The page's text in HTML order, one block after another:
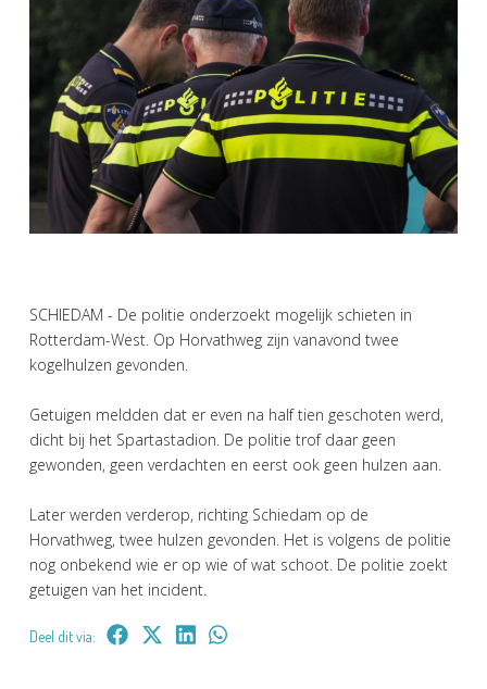
SCHIEDAM - De politie onderzoekt mogelijk schieten in
Rotterdam-West. Op Horvathweg zijn vanavond twee
kogelhulzen gevonden.
Getuigen meldden dat er even na half tien geschoten werd,
dicht bij het Spartastadion. De politie trof daar geen
gewonden, geen verdachten en eerst ook geen hulzen aan.
Later werden verderop, richting Schiedam op de
Horvathweg, twee hulzen gevonden. Het is volgens de politie
nog onbekend wie er op wie of wat schoot. De politie zoekt
getuigen van het incident.
Deel dit via: